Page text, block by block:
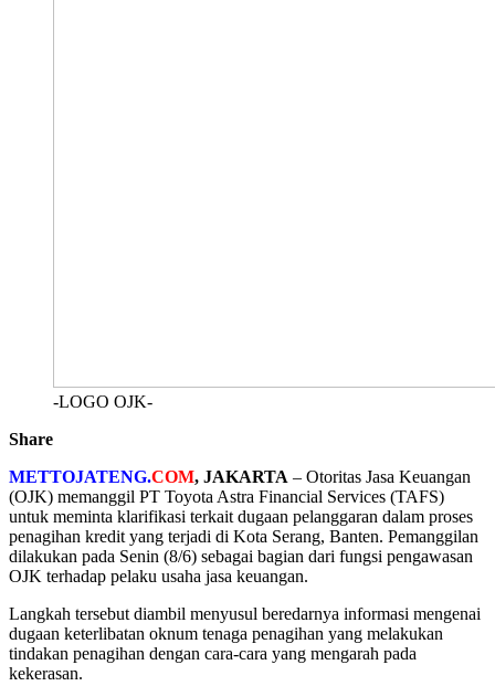
-LOGO OJK-
Share
METTOJATENG.COM, JAKARTA – Otoritas Jasa Keuangan
(OJK) memanggil PT Toyota Astra Financial Services (TAFS)
untuk meminta klarifikasi terkait dugaan pelanggaran dalam proses
penagihan kredit yang terjadi di Kota Serang, Banten. Pemanggilan
dilakukan pada Senin (8/6) sebagai bagian dari fungsi pengawasan
OJK terhadap pelaku usaha jasa keuangan.
Langkah tersebut diambil menyusul beredarnya informasi mengenai
dugaan keterlibatan oknum tenaga penagihan yang melakukan
tindakan penagihan dengan cara-cara yang mengarah pada
kekerasan.